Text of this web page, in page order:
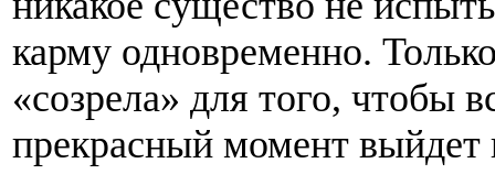
карму одновременно.
«созрела» для того, чтобы
прекрасный момент выйдет